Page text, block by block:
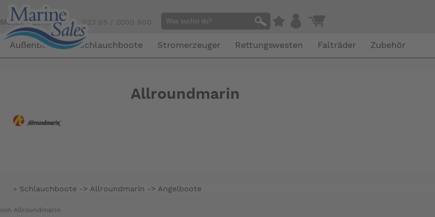
Mensch gefällig?Tel. 023 65 / 2000 800
Außenborder Schlauchboote Stromerzeuger Rettungswesten Falträder Zubehör
Allroundmarin
» Schlauchboote -> Allroundmarin -> Angelboote
von Allroundmarin